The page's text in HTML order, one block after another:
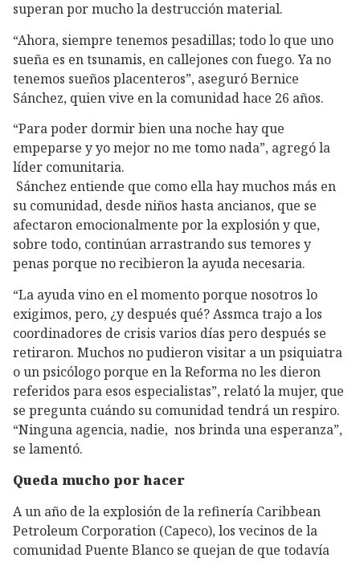
superan por mucho la destrucción material.
“Ahora, siempre tenemos pesadillas; todo lo que uno
sueña es en tsunamis, en callejones con fuego. Ya no
tenemos sueños placenteros”, aseguró Bernice
Sánchez, quien vive en la comunidad hace 26 años.
“Para poder dormir bien una noche hay que
empeparse y yo mejor no me tomo nada”, agregó la
líder comunitaria.
Sánchez entiende que como ella hay muchos más en
su comunidad, desde niños hasta ancianos, que se
afectaron emocionalmente por la explosión y que,
sobre todo, continúan arrastrando sus temores y
penas porque no recibieron la ayuda necesaria.
“La ayuda vino en el momento porque nosotros lo
exigimos, pero, ¿y después qué? Assmca trajo a los
coordinadores de crisis varios días pero después se
retiraron. Muchos no pudieron visitar a un psiquiatra
o un psicólogo porque en la Reforma no les dieron
referidos para esos especialistas”, relató la mujer, que
se pregunta cuándo su comunidad tendrá un respiro.
“Ninguna agencia, nadie, nos brinda una esperanza”,
se lamentó.
Queda mucho por hacer
A un año de la explosión de la refinería Caribbean
Petroleum Corporation (Capeco), los vecinos de la
comunidad Puente Blanco se quejan de que todavía